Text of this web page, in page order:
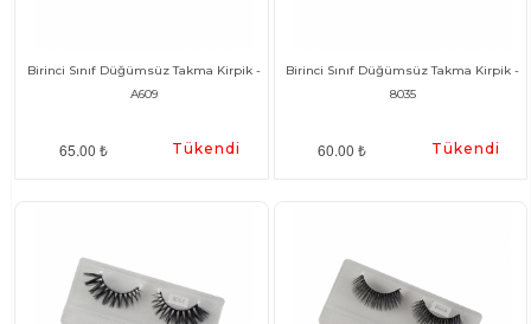
Birinci Sınıf Düğümsüz Takma Kirpik -
A609
65.00 ₺ Tükendi
Birinci Sınıf Düğümsüz Takma Kirpik -
8035
60.00 ₺ Tükendi